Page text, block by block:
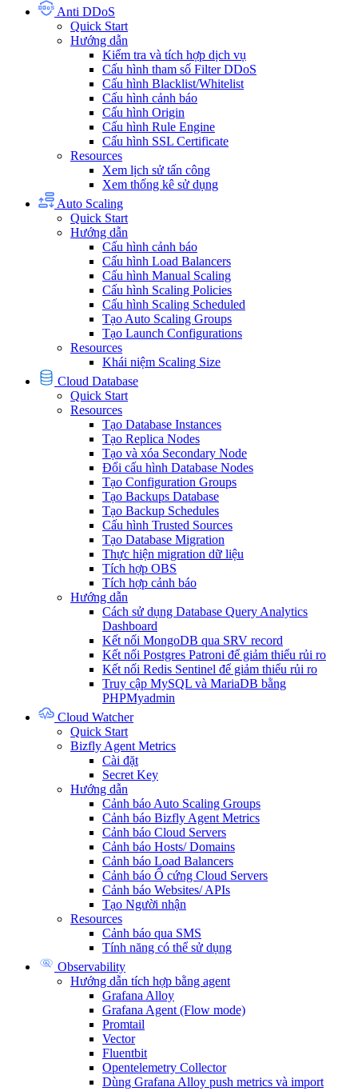
Anti DDoS
Quick Start
Hướng dẫn
Kiểm tra và tích hợp dịch vụ
Cấu hình tham số Filter DDoS
Cấu hình Blacklist/Whitelist
Cấu hình cảnh báo
Cấu hình Origin
Cấu hình Rule Engine
Cấu hình SSL Certificate
Resources
Xem lịch sử tấn công
Xem thống kê sử dụng
Auto Scaling
Quick Start
Hướng dẫn
Cấu hình cảnh báo
Cấu hình Load Balancers
Cấu hình Manual Scaling
Cấu hình Scaling Policies
Cấu hình Scaling Scheduled
Tạo Auto Scaling Groups
Tạo Launch Configurations
Resources
Khái niệm Scaling Size
Cloud Database
Quick Start
Resources
Tạo Database Instances
Tạo Replica Nodes
Tạo và xóa Secondary Node
Đổi cấu hình Database Nodes
Tạo Configuration Groups
Tạo Backups Database
Tạo Backup Schedules
Cấu hình Trusted Sources
Tạo Database Migration
Thực hiện migration dữ liệu
Tích hợp OBS
Tích hợp cảnh báo
Hướng dẫn
Cách sử dụng Database Query Analytics
Dashboard
Kết nối MongoDB qua SRV record
Kết nối Postgres Patroni để giảm thiểu rủi ro
Kết nối Redis Sentinel để giảm thiểu rủi ro
Truy cập MySQL và MariaDB bằng
PHPMyadmin
Cloud Watcher
Quick Start
Bizfly Agent Metrics
Cài đặt
Secret Key
Hướng dẫn
Cảnh báo Auto Scaling Groups
Cảnh báo Bizfly Agent Metrics
Cảnh báo Cloud Servers
Cảnh báo Hosts/ Domains
Cảnh báo Load Balancers
Cảnh báo Ổ cứng Cloud Servers
Cảnh báo Websites/ APIs
Tạo Người nhận
Resources
Cảnh báo qua SMS
Tính năng có thể sử dụng
Observability
Hướng dẫn tích hợp bằng agent
Grafana Alloy
Grafana Agent (Flow mode)
Promtail
Vector
Fluentbit
Opentelemetry Collector
Dùng Grafana Alloy push metrics và import